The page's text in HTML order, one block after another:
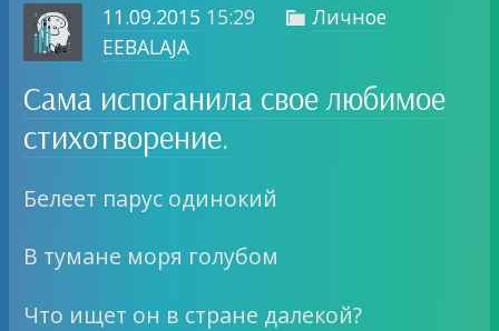
11.09.2015 15:29  Личное
EEBALAJA
Сама испоганила свое любимое
стихотворение.
Белеет парус одинокий
В тумане моря голубом
Что ищет он в стране далекой?